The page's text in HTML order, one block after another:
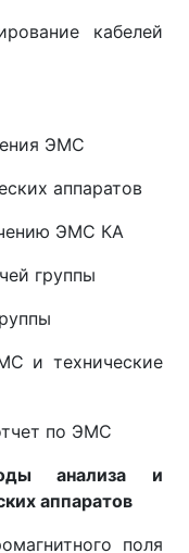
кабелей
ЭМС
аппаратов
ЭМС КА
группы
и технические
по ЭМС
анализа и
аппаратов
поля